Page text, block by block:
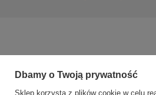
Dbamy o Twoją prywatność
Sklep korzysta z plików cookie w celu